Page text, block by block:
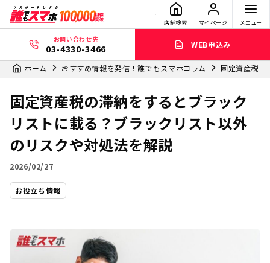
店舗検索 マイページ メニュー
お問い合わせ先
03-4330-3466 WEB申込み
ホーム おすすめ情報を発信！誰でもスマホコラム 固定資産税の
固定資産税の滞納をするとブラック
リストに載る？ブラックリスト以外
のリスクや対処法を解説
2026/02/27
お役立ち情報